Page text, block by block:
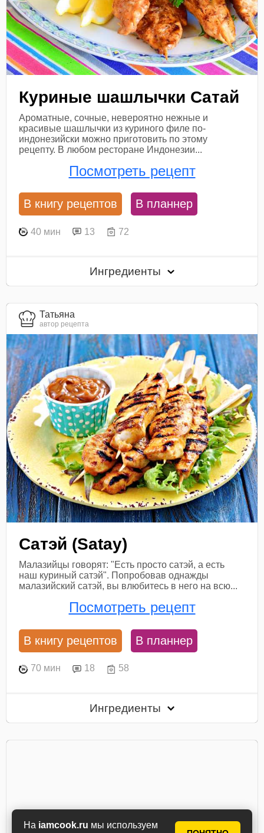
На iamcook.ru мы используем
Куриные шашлычки Сатай
Ароматные, сочные, невероятно нежные и
красивые шашлычки из куриного филе по-
индонезийски можно приготовить по этому
рецепту. В любом ресторане Индонезии...
Посмотреть рецепт
В книгу рецептов В планнер
40 мин 13 72
Ингредиенты
Татьяна
автор рецепта
Сатэй (Satay)
Малазийцы говорят: "Есть просто сатэй, а есть
наш куриный сатэй". Попробовав однажды
малазийский сатэй, вы влюбитесь в него на всю...
Посмотреть рецепт
В книгу рецептов В планнер
70 мин 18 58
Ингредиенты